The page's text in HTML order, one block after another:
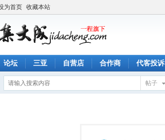
为首页 收藏本站
论坛 三亚 自营店 合作商 代客投诉
帖子